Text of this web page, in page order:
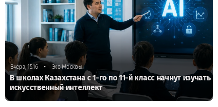
Вчера, 15:16 • Эхо Москвы
В школах Казахстана с 1-го по 11-й класс начнут изучать
искусственный интеллект